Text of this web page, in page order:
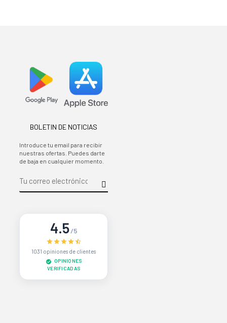
BOLETIN DE NOTICIAS
Introduce tu email para recibir
nuestras ofertas. Puedes darte
de baja en cualquier momento.
4.5/5
1031 opiniones de clientes
OPINIONES
VERIFICADAS